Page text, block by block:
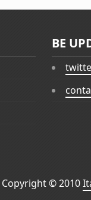
BE
Copyright © 2010